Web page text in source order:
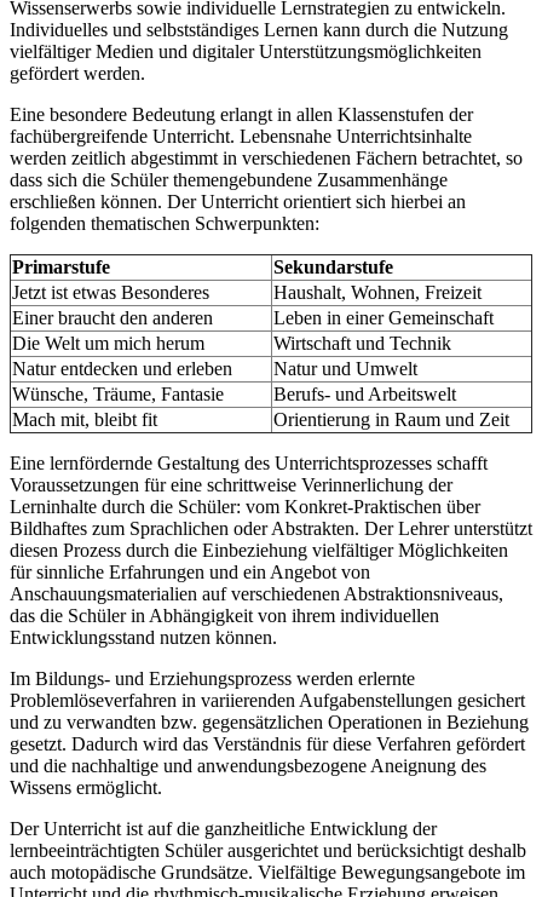
Wissenserwerbs sowie individuelle Lernstrategien zu entwickeln.
Individuelles und selbstständiges Lernen kann durch die Nutzung
vielfältiger Medien und digitaler Unterstützungsmöglichkeiten
gefördert werden.
Eine besondere Bedeutung erlangt in allen Klassenstufen der
fachübergreifende Unterricht. Lebensnahe Unterrichtsinhalte
werden zeitlich abgestimmt in verschiedenen Fächern betrachtet, so
dass sich die Schüler themengebundene Zusammenhänge
erschließen können. Der Unterricht orientiert sich hierbei an
folgenden thematischen Schwerpunkten:
Primarstufe
Sekundarstufe
Jetzt ist etwas Besonderes
Haushalt, Wohnen, Freizeit
Einer braucht den anderen
Leben in einer Gemeinschaft
Die Welt um mich herum
Wirtschaft und Technik
Natur entdecken und erleben
Natur und Umwelt
Wünsche, Träume, Fantasie
Berufs- und Arbeitswelt
Mach mit, bleibt fit
Orientierung in Raum und Zeit
Eine lernfördernde Gestaltung des Unterrichtsprozesses schafft
Voraussetzungen für eine schrittweise Verinnerlichung der
Lerninhalte durch die Schüler: vom Konkret-Praktischen über
Bildhaftes zum Sprachlichen oder Abstrakten. Der Lehrer unterstützt
diesen Prozess durch die Einbeziehung vielfältiger Möglichkeiten
für sinnliche Erfahrungen und ein Angebot von
Anschauungsmaterialien auf verschiedenen Abstraktionsniveaus,
das die Schüler in Abhängigkeit von ihrem individuellen
Entwicklungsstand nutzen können.
Im Bildungs- und Erziehungsprozess werden erlernte
Problemlöseverfahren in variierenden Aufgabenstellungen gesichert
und zu verwandten bzw. gegensätzlichen Operationen in Beziehung
gesetzt. Dadurch wird das Verständnis für diese Verfahren gefördert
und die nachhaltige und anwendungsbezogene Aneignung des
Wissens ermöglicht.
Der Unterricht ist auf die ganzheitliche Entwicklung der
lernbeeinträchtigten Schüler ausgerichtet und berücksichtigt deshalb
auch motopädische Grundsätze. Vielfältige Bewegungsangebote im